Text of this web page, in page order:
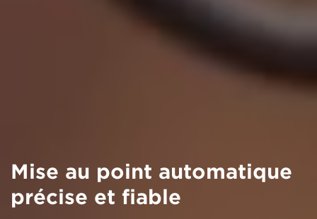
Mise au point automatique
précise et fiable